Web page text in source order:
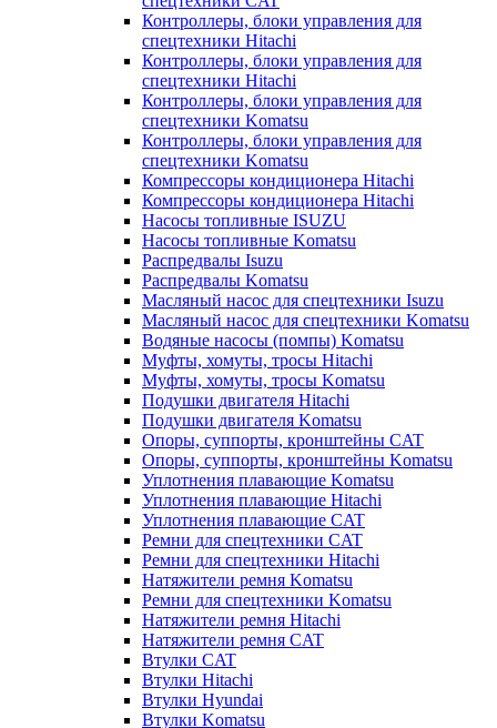
Контроллеры, блоки управления для
спецтехники Hitachi
Контроллеры, блоки управления для
спецтехники Hitachi
Контроллеры, блоки управления для
спецтехники Komatsu
Контроллеры, блоки управления для
спецтехники Komatsu
Компрессоры кондиционера Hitachi
Компрессоры кондиционера Hitachi
Насосы топливные ISUZU
Насосы топливные Komatsu
Распредвалы Isuzu
Распредвалы Komatsu
Масляный насос для спецтехники Isuzu
Масляный насос для спецтехники Komatsu
Водяные насосы (помпы) Komatsu
Муфты, хомуты, тросы Hitachi
Муфты, хомуты, тросы Komatsu
Подушки двигателя Hitachi
Подушки двигателя Komatsu
Опоры, суппорты, кронштейны CAT
Опоры, суппорты, кронштейны Komatsu
Уплотнения плавающие Komatsu
Уплотнения плавающие Hitachi
Уплотнения плавающие CAT
Ремни для спецтехники CAT
Ремни для спецтехники Hitachi
Натяжители ремня Komatsu
Ремни для спецтехники Komatsu
Натяжители ремня Hitachi
Натяжители ремня CAT
Втулки CAT
Втулки Hitachi
Втулки Hyundai
Втулки Komatsu